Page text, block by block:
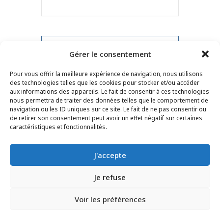
Gérer le consentement
Pour vous offrir la meilleure expérience de navigation, nous utilisons
des technologies telles que les cookies pour stocker et/ou accéder
aux informations des appareils. Le fait de consentir à ces technologies
nous permettra de traiter des données telles que le comportement de
navigation ou les ID uniques sur ce site. Le fait de ne pas consentir ou
de retirer son consentement peut avoir un effet négatif sur certaines
caractéristiques et fonctionnalités.
J'accepte
Je refuse
Voir les préférences
NXT Event
CONTACT–MENTIONS LÉGALES
© 2025 – FRÉDÉRIC LENOIR – TOUS DROITS RÉSERVÉS